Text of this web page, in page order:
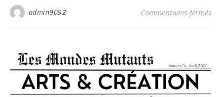
admin9092 Commentaires fermés